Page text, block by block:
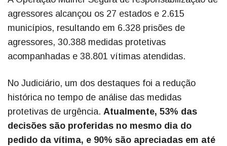
agressores alcançou os 27 estados e 2.615
municípios, resultando em 6.328 prisões de
agressores, 30.388 medidas protetivas
acompanhadas e 38.801 vítimas atendidas.
No Judiciário, um dos destaques foi a redução
histórica no tempo de análise das medidas
protetivas de urgência. Atualmente, 53% das
decisões são proferidas no mesmo dia do
pedido da vítima, e 90% são apreciadas em até